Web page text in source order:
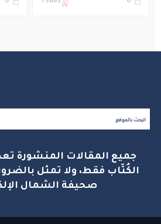
جميع المقالات المنشورة
الكُتّاب فقط، ولا تمثل
صحيفة الشمال